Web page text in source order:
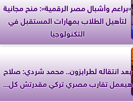
«براعم وأشبال مصر الرقمية»: منح مجانية
لتأهيل الطلاب بمهارات المستقبل في
التكنولوجيا
بعد انتقاله لطرابزون.. محمد شردي: صلاح
هيعمل تقارب مصري تركي مقدرتش كل...